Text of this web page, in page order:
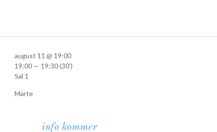
info kommer
august 11 @ 19:00
19:00 — 19:30(30′)
Sal 1
Marte